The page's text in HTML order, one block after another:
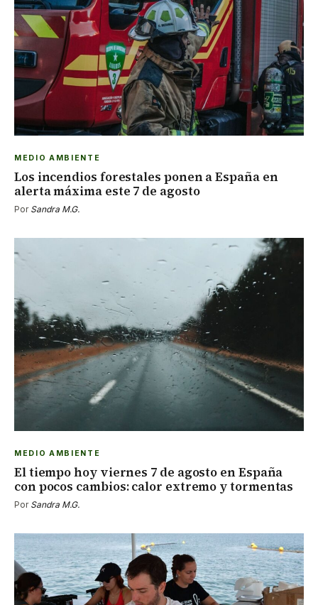
MEDIO AMBIENTE
Los incendios forestales ponen a España en
alerta máxima este 7 de agosto
Por Sandra M.G.
MEDIO AMBIENTE
El tiempo hoy viernes 7 de agosto en España
con pocos cambios: calor extremo y tormentas
Por Sandra M.G.